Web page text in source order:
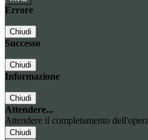
Errore
Chiudi
Successo
Chiudi
Informazione
Chiudi
Attendere...
Attendere il completamento
Chiudi